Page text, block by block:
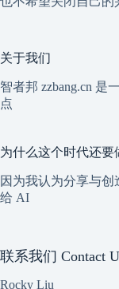
关于我们
智者邦 zzbang.cn 是
点
为什么这个时代还要
因为我认为分享与
给 AI
联系我们 Contact
Rocky Liu